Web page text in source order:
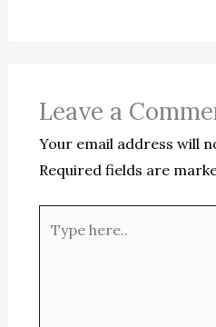
Leave a
Your email address will
Required fields are
here..